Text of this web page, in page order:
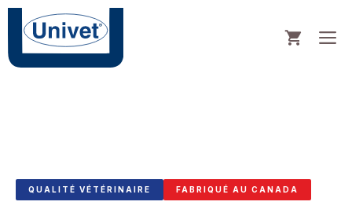
Skip
content
QUALITÉ VÉTÉRINAIRE FABRIQUÉ AU CANADA